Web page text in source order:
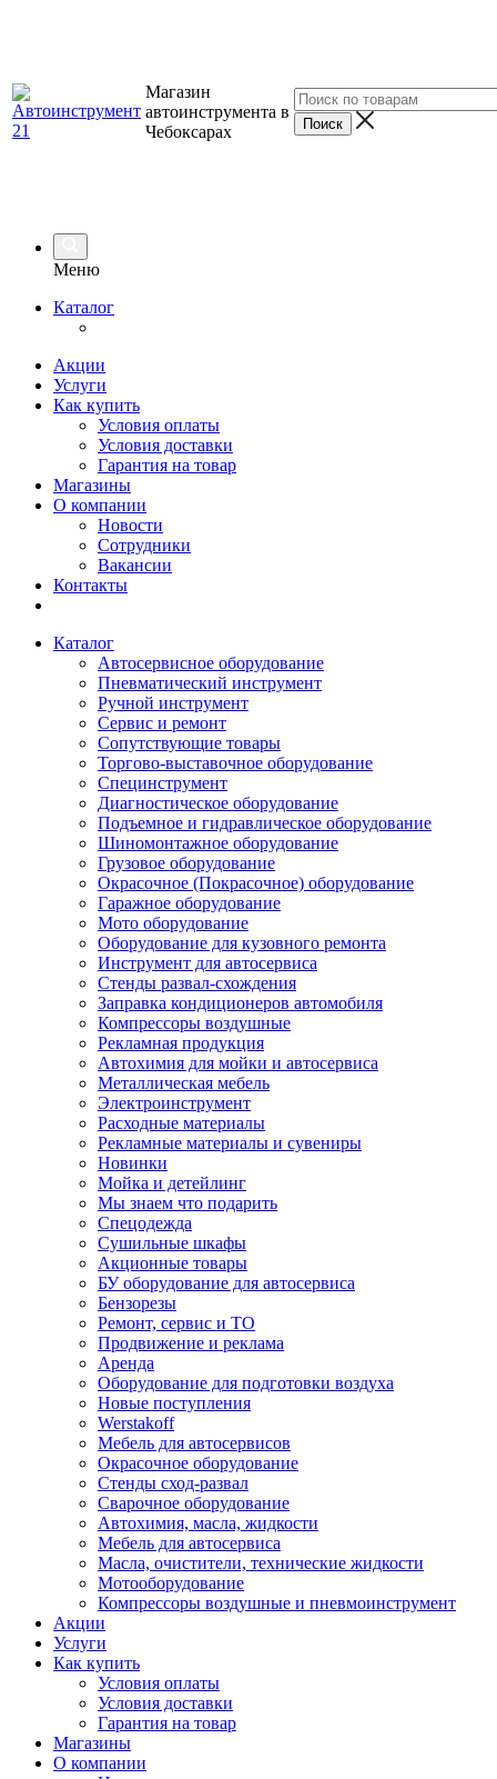
Магазин
автоинструмента в
Чебоксарах
Меню
Каталог
Акции
Услуги
Как купить
Условия оплаты
Условия доставки
Гарантия на товар
Магазины
О компании
Новости
Сотрудники
Вакансии
Контакты
Каталог
Автосервисное оборудование
Пневматический инструмент
Ручной инструмент
Сервис и ремонт
Сопутствующие товары
Торгово-выставочное оборудование
Специнструмент
Диагностическое оборудование
Подъемное и гидравлическое оборудование
Шиномонтажное оборудование
Грузовое оборудование
Окрасочное (Покрасочное) оборудование
Гаражное оборудование
Мото оборудование
Оборудование для кузовного ремонта
Инструмент для автосервиса
Стенды развал-схождения
Заправка кондиционеров автомобиля
Компрессоры воздушные
Рекламная продукция
Автохимия для мойки и автосервиса
Металлическая мебель
Электроинструмент
Расходные материалы
Рекламные материалы и сувениры
Новинки
Мойка и детейлинг
Мы знаем что подарить
Спецодежда
Сушильные шкафы
Акционные товары
БУ оборудование для автосервиса
Бензорезы
Ремонт, сервис и ТО
Продвижение и реклама
Аренда
Оборудование для подготовки воздуха
Новые поступления
Werstakoff
Мебель для автосервисов
Окрасочное оборудование
Стенды сход-развал
Сварочное оборудование
Автохимия, масла, жидкости
Мебель для автосервиса
Масла, очистители, технические жидкости
Мотооборудование
Компрессоры воздушные и пневмоинструмент
Акции
Услуги
Как купить
Условия оплаты
Условия доставки
Гарантия на товар
Магазины
О компании